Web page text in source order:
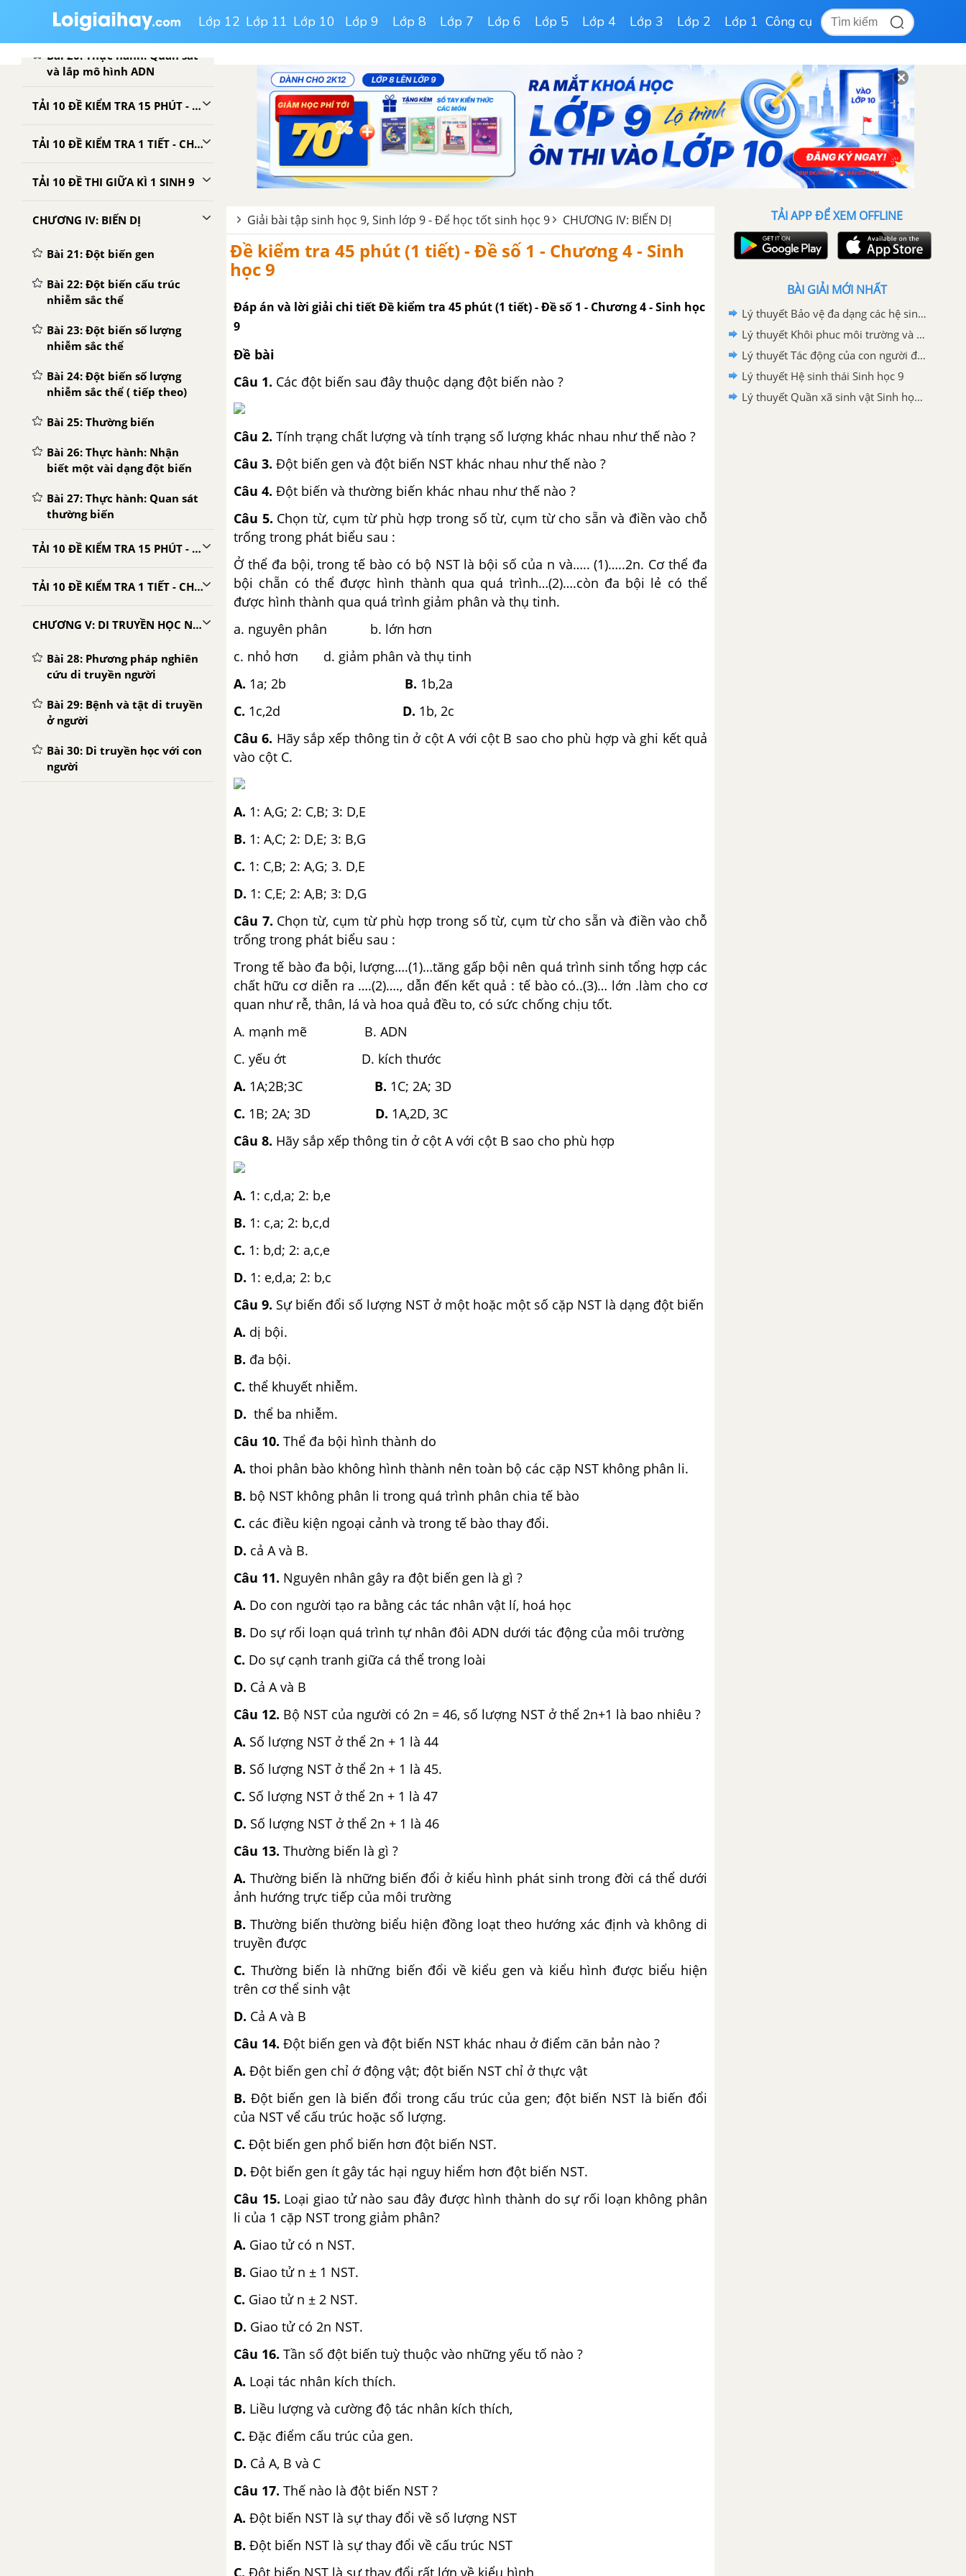
Lớp 12 Lớp 11 Lớp 10 Lớp 9 Lớp 8 Lớp 7 Lớp 6 Lớp 5 Lớp 4 Lớp 3 Lớp 2 Lớp 1 Công cụ
Bài 19: Mối quan hệ giữa gen
và tính trạng
Bài 20: Thực hành: Quan sát
và lắp mô hình ADN
TẢI 10 ĐỀ KIỂM TRA 15 PHÚT - CHƯƠNG 3
TẢI 10 ĐỀ KIỂM TRA 1 TIẾT - CHƯƠNG 3
TẢI 10 ĐỀ THI GIỮA KÌ 1 SINH 9
CHƯƠNG IV: BIẾN DỊ
Bài 21: Đột biến gen
Bài 22: Đột biến cấu trúc
nhiễm sắc thể
Bài 23: Đột biến số lượng
nhiễm sắc thể
Bài 24: Đột biến số lượng
nhiễm sắc thể ( tiếp theo)
Bài 25: Thường biến
Bài 26: Thực hành: Nhận
biết một vài dạng đột biến
Bài 27: Thực hành: Quan sát
thường biến
TẢI 10 ĐỀ KIỂM TRA 15 PHÚT - CHƯƠNG 4
TẢI 10 ĐỀ KIỂM TRA 1 TIẾT - CHƯƠNG 4
CHƯƠNG V: DI TRUYỀN HỌC NGƯỜI
Bài 28: Phương pháp nghiên
cứu di truyền người
Bài 29: Bệnh và tật di truyền
ở người
Bài 30: Di truyền học với con
người
Giải bài tập sinh học 9, Sinh lớp 9 - Để học tốt sinh học 9 CHƯƠNG IV: BIẾN DỊ
Đề kiểm tra 45 phút (1 tiết) - Đề số 1 - Chương 4 - Sinh
học 9
Đáp án và lời giải chi tiết Đề kiểm tra 45 phút (1 tiết) - Đề số 1 - Chương 4 - Sinh học
9
Đề bài
Câu 1. Các đột biến sau đây thuộc dạng đột biến nào ?
Câu 2. Tính trạng chất lượng và tính trạng số lượng khác nhau như thế nào ?
Câu 3. Đột biến gen và đột biến NST khác nhau như thế nào ?
Câu 4. Đột biến và thường biến khác nhau như thế nào ?
Câu 5. Chọn từ, cụm từ phù hợp trong số từ, cụm từ cho sẵn và điền vào chỗ
trống trong phát biểu sau :
Ở thể đa bội, trong tế bào có bộ NST là bội số của n và….. (1)…..2n. Cơ thể đa
bội chẵn có thể được hình thành qua quá trình…(2)….còn đa bội lẻ có thể
được hình thành qua quá trình giảm phân và thụ tinh.
a. nguyên phân b. lớn hơn
c. nhỏ hơn d. giảm phân và thụ tinh
A. 1a; 2b B. 1b,2a
C. 1c,2d D. 1b, 2c
Câu 6. Hãy sắp xếp thông tin ở cột A với cột B sao cho phù hợp và ghi kết quả
vào cột C.
A. 1: A,G; 2: C,B; 3: D,E
B. 1: A,C; 2: D,E; 3: B,G
C. 1: C,B; 2: A,G; 3. D,E
D. 1: C,E; 2: A,B; 3: D,G
Câu 7. Chọn từ, cụm từ phù hợp trong số từ, cụm từ cho sẵn và điền vào chỗ
trống trong phát biểu sau :
Trong tế bào đa bội, lượng….(1)…tăng gấp bội nên quá trình sinh tổng hợp các
chất hữu cơ diễn ra ….(2)…., dẫn đến kết quả : tế bào có..(3)… lớn .làm cho cơ
quan như rễ, thân, lá và hoa quả đều to, có sức chống chịu tốt.
A. mạnh mẽ B. ADN
C. yếu ớt D. kích thước
A. 1A;2B;3C B. 1C; 2A; 3D
C. 1B; 2A; 3D D. 1A,2D, 3C
Câu 8. Hãy sắp xếp thông tin ở cột A với cột B sao cho phù hợp
A. 1: c,d,a; 2: b,e
B. 1: c,a; 2: b,c,d
C. 1: b,d; 2: a,c,e
D. 1: e,d,a; 2: b,c
Câu 9. Sự biến đổi số lượng NST ở một hoặc một số cặp NST là dạng đột biến
A. dị bội.
B. đa bội.
C. thể khuyết nhiễm.
D. thể ba nhiễm.
Câu 10. Thể đa bội hình thành do
A. thoi phân bào không hình thành nên toàn bộ các cặp NST không phân li.
B. bộ NST không phân li trong quá trình phân chia tế bào
C. các điều kiện ngoại cảnh và trong tế bào thay đổi.
D. cả A và B.
Câu 11. Nguyên nhân gây ra đột biến gen là gì ?
A. Do con người tạo ra bằng các tác nhân vật lí, hoá học
B. Do sự rối loạn quá trình tự nhân đôi ADN dưới tác động của môi trường
C. Do sự cạnh tranh giữa cá thể trong loài
D. Cả A và B
Câu 12. Bộ NST của người có 2n = 46, số lượng NST ở thể 2n+1 là bao nhiêu ?
A. Số lượng NST ở thể 2n + 1 là 44
B. Số lượng NST ở thể 2n + 1 là 45.
C. Số lượng NST ở thể 2n + 1 là 47
D. Số lượng NST ở thể 2n + 1 là 46
Câu 13. Thường biến là gì ?
A. Thường biến là những biến đổi ở kiểu hình phát sinh trong đời cá thể dưới
ảnh hướng trực tiếp của môi trường
B. Thường biến thường biểu hiện đồng loạt theo hướng xác định và không di
truyền được
C. Thường biến là những biến đổi về kiểu gen và kiểu hình được biểu hiện
trên cơ thể sinh vật
D. Cả A và B
Câu 14. Đột biến gen và đột biến NST khác nhau ở điểm căn bản nào ?
A. Đột biến gen chỉ ớ động vật; đột biến NST chỉ ở thực vật
B. Đột biến gen là biến đổi trong cấu trúc của gen; đột biến NST là biến đổi
của NST vể cấu trúc hoặc số lượng.
C. Đột biến gen phổ biến hơn đột biến NST.
D. Đột biến gen ít gây tác hại nguy hiểm hơn đột biến NST.
Câu 15. Loại giao tử nào sau đây được hình thành do sự rối loạn không phân
li của 1 cặp NST trong giảm phân?
A. Giao tử có n NST.
B. Giao tử n ± 1 NST.
C. Giao tử n ± 2 NST.
D. Giao tử có 2n NST.
Câu 16. Tần số đột biến tuỳ thuộc vào những yếu tố nào ?
A. Loại tác nhân kích thích.
B. Liều lượng và cường độ tác nhân kích thích,
C. Đặc điểm cấu trúc của gen.
D. Cả A, B và C
Câu 17. Thế nào là đột biến NST ?
A. Đột biến NST là sự thay đổi về số lượng NST
B. Đột biến NST là sự thay đổi về cấu trúc NST
C. Đột biến NST là sự thay đổi rất lớn về kiểu hình
TẢI APP ĐỂ XEM OFFLINE
BÀI GIẢI MỚI NHẤT
Lý thuyết Bảo vệ đa dạng các hệ sinh thái Sinh học 9
Lý thuyết Khôi phuc môi trường và giữ gìn thiên nhiên hoang dã Sinh học 9
Lý thuyết Tác động của con người đối với môi trường Sinh học 9
Lý thuyết Hệ sinh thái Sinh học 9
Lý thuyết Quần xã sinh vật Sinh học 9